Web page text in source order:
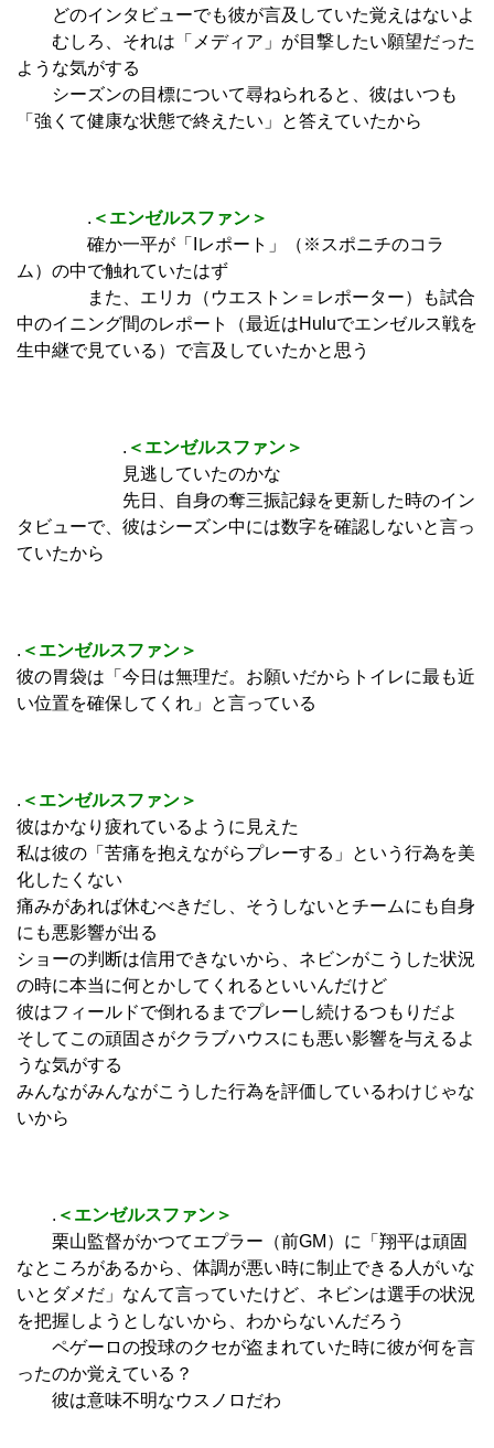
どのインタビューでも彼が言及していた覚えはないよ
むしろ、それは「メディア」が目撃したい願望だった
ような気がする
シーズンの目標について尋ねられると、彼はいつも
「強くて健康な状態で終えたい」と答えていたから
. ＜エンゼルスファン＞
確か一平が「Iレポート」（※スポニチのコラ
ム）の中で触れていたはず
また、エリカ（ウエストン＝レポーター）も試合
中のイニング間のレポート（最近はHuluでエンゼルス戦を
生中継で見ている）で言及していたかと思う
. ＜エンゼルスファン＞
見逃していたのかな
先日、自身の奪三振記録を更新した時のイン
タビューで、彼はシーズン中には数字を確認しないと言っ
ていたから
. ＜エンゼルスファン＞
彼の胃袋は「今日は無理だ。お願いだからトイレに最も近
い位置を確保してくれ」と言っている
. ＜エンゼルスファン＞
彼はかなり疲れているように見えた
私は彼の「苦痛を抱えながらプレーする」という行為を美
化したくない
痛みがあれば休むべきだし、そうしないとチームにも自身
にも悪影響が出る
ショーの判断は信用できないから、ネビンがこうした状況
の時に本当に何とかしてくれるといいんだけど
彼はフィールドで倒れるまでプレーし続けるつもりだよ
そしてこの頑固さがクラブハウスにも悪い影響を与えるよ
うな気がする
みんながみんながこうした行為を評価しているわけじゃな
いから
. ＜エンゼルスファン＞
栗山監督がかつてエプラー（前GM）に「翔平は頑固
なところがあるから、体調が悪い時に制止できる人がいな
いとダメだ」なんて言っていたけど、ネビンは選手の状況
を把握しようとしないから、わからないんだろう
ペゲーロの投球のクセが盗まれていた時に彼が何を言
ったのか覚えている？
彼は意味不明なウスノロだわ